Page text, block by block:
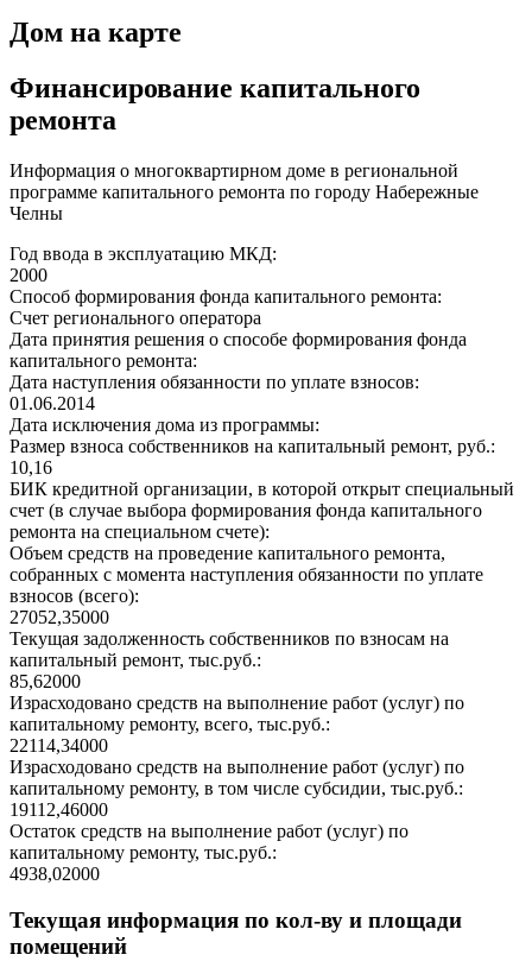
Дом на карте
Финансирование капитального
ремонта
Информация о многоквартирном доме в региональной
программе капитального ремонта по городу Набережные
Челны
Год ввода в эксплуатацию МКД:
2000
Способ формирования фонда капитального ремонта:
Счет регионального оператора
Дата принятия решения о способе формирования фонда
капитального ремонта:
Дата наступления обязанности по уплате взносов:
01.06.2014
Дата исключения дома из программы:
Размер взноса собственников на капитальный ремонт, руб.:
10,16
БИК кредитной организации, в которой открыт специальный
счет (в случае выбора формирования фонда капитального
ремонта на специальном счете):
Объем средств на проведение капитального ремонта,
собранных с момента наступления обязанности по уплате
взносов (всего):
27052,35000
Текущая задолженность собственников по взносам на
капитальный ремонт, тыс.руб.:
85,62000
Израсходовано средств на выполнение работ (услуг) по
капитальному ремонту, всего, тыс.руб.:
22114,34000
Израсходовано средств на выполнение работ (услуг) по
капитальному ремонту, в том числе субсидии, тыс.руб.:
19112,46000
Остаток средств на выполнение работ (услуг) по
капитальному ремонту, тыс.руб.:
4938,02000
Текущая информация по кол-ву и площади
помещений